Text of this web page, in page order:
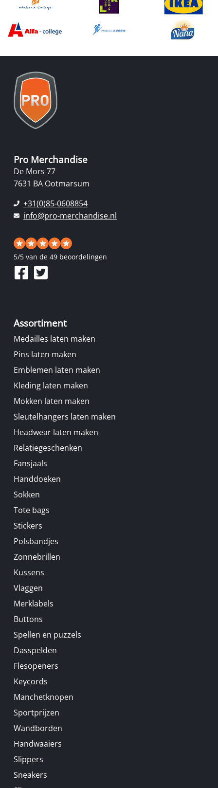
Pro Merchandise
De Mors 77
7631 BA Ootmarsum
+31(0)85-0608854
info@pro-merchandise.nl
5/5 van de 49 beoordelingen
Assortiment
Medailles laten maken
Pins laten maken
Emblemen laten maken
Kleding laten maken
Mokken laten maken
Sleutelhangers laten maken
Headwear laten maken
Relatiegeschenken
Fansjaals
Handdoeken
Sokken
Tote bags
Stickers
Polsbandjes
Zonnebrillen
Kussens
Vlaggen
Merklabels
Buttons
Spellen en puzzels
Dasspelden
Flesopeners
Keycords
Manchetknopen
Sportprijzen
Wandborden
Handwaaiers
Slippers
Sneakers